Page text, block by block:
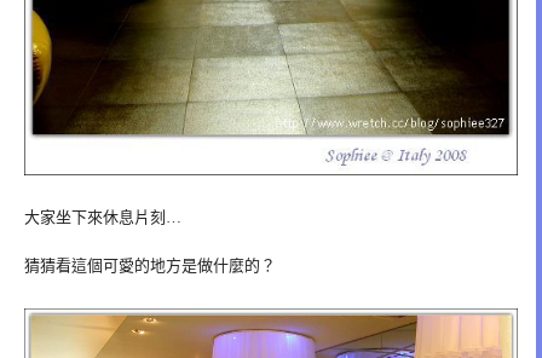
大家坐下來休息片刻…
猜猜看這個可愛的地方是做什麼的？